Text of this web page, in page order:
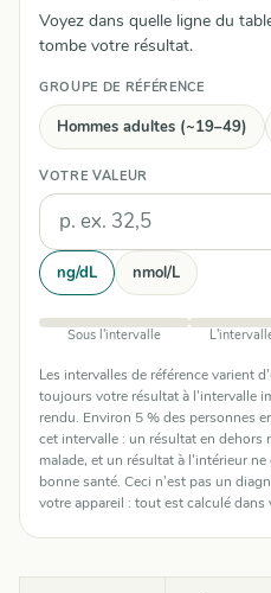
Voyez dans quelle ligne du
tombe votre résultat.
GROUPE DE RÉFÉRENCE
Hommes adultes (~19–49)
VOTRE VALEUR
Unités
ng/dL nmol/L
Sous l'intervalle
Les intervalles de référence varient
toujours votre résultat à l'intervalle
rendu. Environ 5 % des personnes
cet intervalle : un résultat en dehors
malade, et un résultat à l'intérieur
bonne santé. Ceci n'est pas un
votre appareil : tout est calculé dans